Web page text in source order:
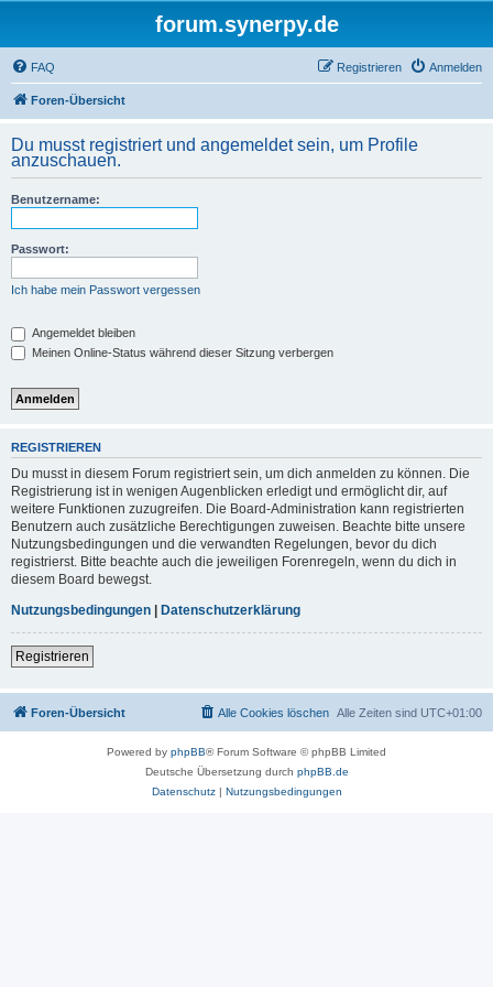
forum.synerpy.de
FAQ Anmelden
Registrieren
Foren-Übersicht
Du musst registriert und angemeldet sein, um Profile
anzuschauen.
Benutzername:
Passwort:
Ich habe mein Passwort vergessen
Angemeldet bleiben
Meinen Online-Status während dieser Sitzung verbergen
REGISTRIEREN
Du musst in diesem Forum registriert sein, um dich anmelden zu können. Die
Registrierung ist in wenigen Augenblicken erledigt und ermöglicht dir, auf
weitere Funktionen zuzugreifen. Die Board-Administration kann registrierten
Benutzern auch zusätzliche Berechtigungen zuweisen. Beachte bitte unsere
Nutzungsbedingungen und die verwandten Regelungen, bevor du dich
registrierst. Bitte beachte auch die jeweiligen Forenregeln, wenn du dich in
diesem Board bewegst.
Nutzungsbedingungen | Datenschutzerklärung
Registrieren
Foren-Übersicht Alle Zeiten sind UTC+01:00
Alle Cookies löschen
Powered by phpBB® Forum Software © phpBB Limited
Deutsche Übersetzung durch phpBB.de
Datenschutz| Nutzungsbedingungen